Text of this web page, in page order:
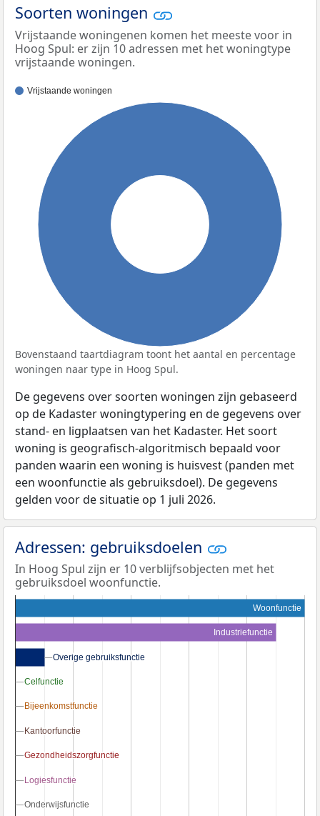
Soorten woningen
Vrijstaande woningenen komen het meeste voor in
Hoog Spul: er zijn 10 adressen met het woningtype
vrijstaande woningen.
Vrijstaande woningen
Bovenstaand taartdiagram toont het aantal en percentage
woningen naar type in Hoog Spul.
De gegevens over soorten woningen zijn gebaseerd
op de Kadaster woningtypering en de gegevens over
stand- en ligplaatsen van het Kadaster. Het soort
woning is geografisch-algoritmisch bepaald voor
panden waarin een woning is huisvest (panden met
een woonfunctie als gebruiksdoel). De gegevens
gelden voor de situatie op 1 juli 2026.
Adressen: gebruiksdoelen
In Hoog Spul zijn er 10 verblijfsobjecten met het
gebruiksdoel woonfunctie.
Woonfunctie
Industriefunctie
Overige gebruiksfunctie
Overige gebruiksfunctie
Celfunctie
Celfunctie
Bijeenkomstfunctie
Bijeenkomstfunctie
Kantoorfunctie
Kantoorfunctie
Gezondheidszorgfunctie
Gezondheidszorgfunctie
Logiesfunctie
Logiesfunctie
Onderwijsfunctie
Onderwijsfunctie